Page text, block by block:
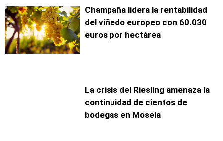
Champaña lidera la rentabilidad
del viñedo europeo con 60.030
euros por hectárea
La crisis del Riesling amenaza la
continuidad de cientos de
bodegas en Mosela